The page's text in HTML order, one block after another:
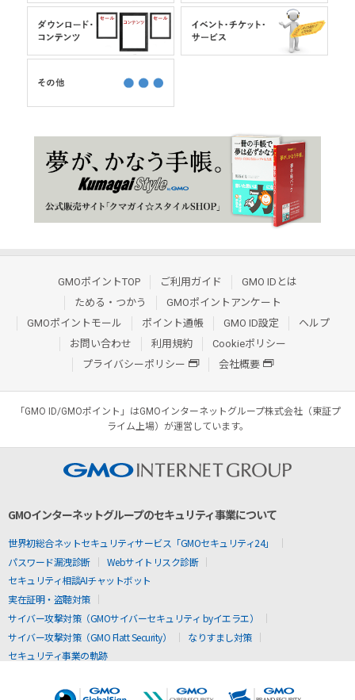
GMOポイントTOP ご利用ガイド
GMO IDとは
ためる・つかう
GMOポイントアンケート
GMOポイントモール
ポイント通帳 GMO ID設定
ヘルプ
お問い合わせ
利用規約
Cookieポリシー
プライバシーポリシー
会社概要
「GMO ID/GMOポイント」はGMOインターネットグループ株式会社（東証プ
ライム上場）が運営しています。
GMOインターネットグループのセキュリティ事業について
世界初総合ネットセキュリティサービス「GMOセキュリティ24」
パスワード漏洩診断
Webサイトリスク診断
セキュリティ相談AIチャットボット
実在証明・盗聴対策
サイバー攻撃対策（GMOサイバーセキュリティ byイエラエ）
サイバー攻撃対策（GMO Flatt Security）
なりすまし対策
セキュリティ事業の軌跡